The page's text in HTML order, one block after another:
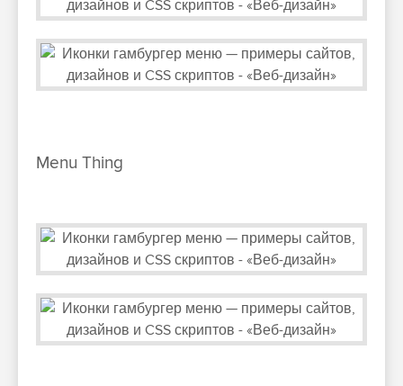
Menu Thing